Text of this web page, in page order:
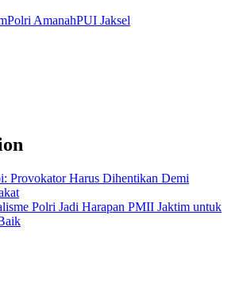
Polri AmanahPUI Jaksel
Provokator Harus Dihentikan Demi
Polri Jadi Harapan PMII Jaktim untuk